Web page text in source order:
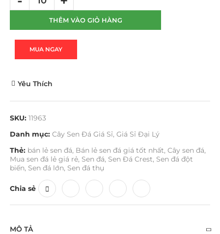
THÊM VÀO GIỎ HÀNG
MUA NGAY
Yêu Thích
SKU: 11963
Danh mục: Cây Sen Đá Giá Sỉ, Giá Sỉ Đại Lý
Thẻ: bán lẻ sen đá, Bán lẻ sen đá giá tốt nhất, Cây sen đá,
Mua sen đá lẻ giá rẻ, Sen đá, Sen Đá Crest, Sen đá đột
biến, Sen đá lớn, Sen đá thụ
Chia sẻ
MÔ TẢ